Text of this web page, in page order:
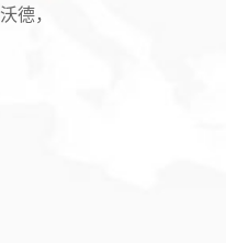
德，